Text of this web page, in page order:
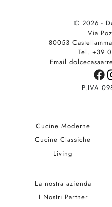
© 2026 -
Via
80053
Tel. +39
Email
P.IVA
Cucine Moderne
Cucine Classiche
Living
La nostra azienda
I Nostri Partner